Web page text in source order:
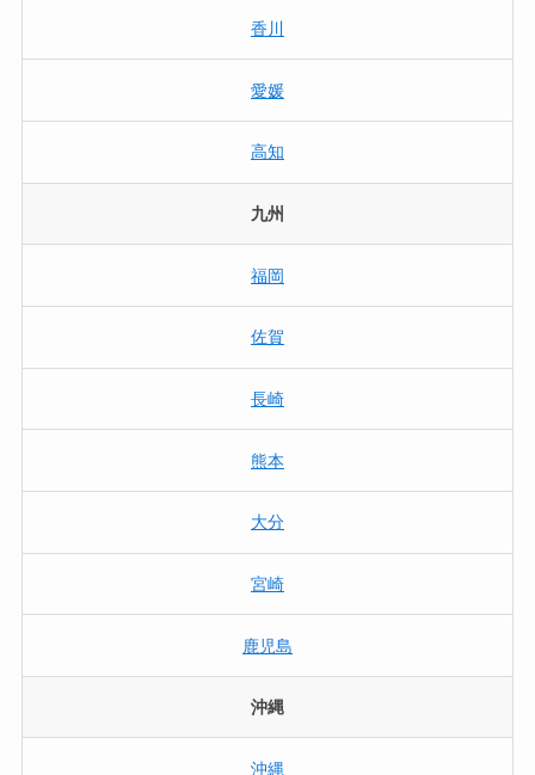
香川
愛媛
高知
九州
福岡
佐賀
長崎
熊本
大分
宮崎
鹿児島
沖縄
沖縄